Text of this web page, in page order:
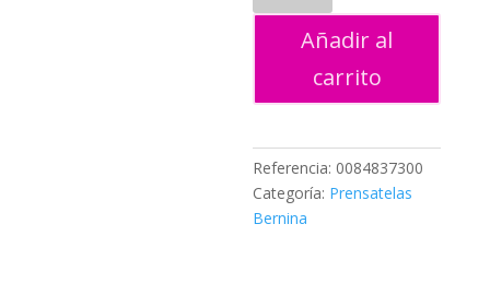
cantidad
Añadir al
carrito
Referencia: 0084837300
Categoría: Prensatelas
Bernina